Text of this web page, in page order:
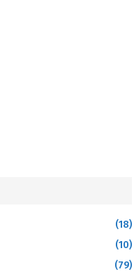
(18)
(10)
(79)